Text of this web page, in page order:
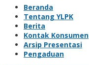
Beranda
Tentang YLPK
Berita
Kontak Konsumen
Arsip Presentasi
Pengaduan